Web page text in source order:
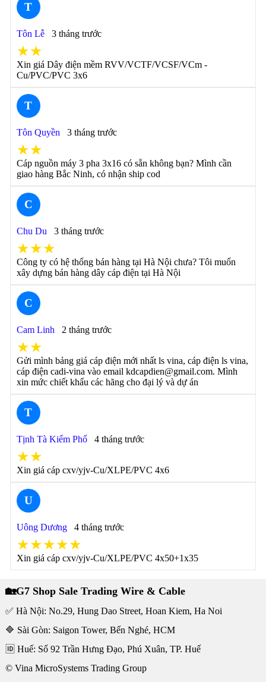
T
Tôn Lễ 3 tháng trước
★★
Xin giá Dây điện mềm RVV/VCTF/VCSF/VCm -
Cu/PVC/PVC 3x6
T
Tôn Quyền 3 tháng trước
★★
Cáp nguồn máy 3 pha 3x16 có sẵn không bạn? Mình cần
giao hàng Bắc Ninh, có nhận ship cod
C
Chu Du 3 tháng trước
★★★
Công ty có hệ thống bán hàng tại Hà Nội chưa? Tôi muốn
xây dựng bán hàng dây cáp điện tại Hà Nội
C
Cam Linh 2 tháng trước
★★
Gửi mình bảng giá cáp điện mới nhất ls vina, cáp điện ls vina,
cáp điện cadi-vina vào email kdcapdien@gmail.com. Mình
xin mức chiết khấu các hãng cho đại lý và dự án
T
Tịnh Tà Kiếm Phổ 4 tháng trước
★★
Xin giá cáp cxv/yjv-Cu/XLPE/PVC 4x6
U
Uông Dương 4 tháng trước
★★★★★
Xin giá cáp cxv/yjv-Cu/XLPE/PVC 4x50+1x35
🏡G7 Shop Sale Trading Wire & Cable
✅ Hà Nội: No.29, Hung Dao Street, Hoan Kiem, Ha Noi
🔷 Sài Gòn: Saigon Tower, Bến Nghé, HCM
🆔 Huế: Số 92 Trần Hưng Đạo, Phú Xuân, TP. Huế
© Vina MicroSystems Trading Group